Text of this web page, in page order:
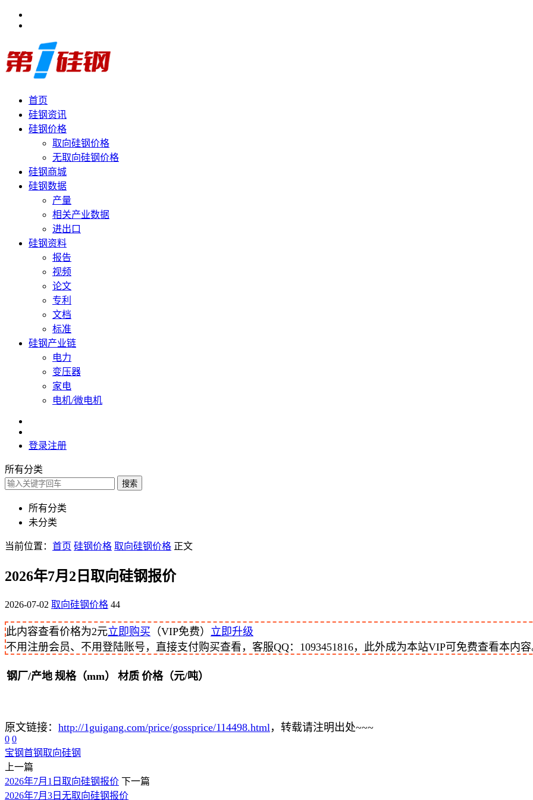
首页
硅钢资讯
硅钢价格
取向硅钢价格
无取向硅钢价格
硅钢商城
硅钢数据
产量
相关产业数据
进出口
硅钢资料
报告
视频
论文
专利
文档
标准
硅钢产业链
电力
变压器
家电
电机/微电机
登录注册
所有分类
搜索
所有分类
未分类
当前位置： 首页 硅钢价格 取向硅钢价格 正文
2026年7月2日取向硅钢报价
2026-07-02 取向硅钢价格 44
此内容查看价格为2元立即购买 （VIP免费） 立即升级
不用注册会员、不用登陆账号，直接支付购买查看，客服QQ：1093451816，此外成为本站VIP可免费查看本内
钢厂/产地 规格（mm） 材质 价格（元/吨）
原文链接： http://1guigang.com/price/gossprice/114498.html，转载请注明出处~~~
0 0
宝钢首钢取向硅钢
上一篇
2026年7月1日取向硅钢报价 下一篇
2026年7月3日无取向硅钢报价